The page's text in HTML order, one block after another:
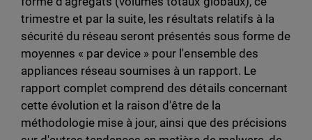
trimestre et par la suite, les résultats relatifs à la
sécurité du réseau seront présentés sous forme de
moyennes « par device » pour l'ensemble des
appliances réseau soumises à un rapport. Le
rapport complet comprend des détails concernant
cette évolution et la raison d'être de la
méthodologie mise à jour, ainsi que des précisions